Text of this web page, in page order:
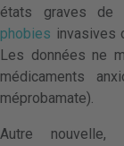
états graves de
phobies invasives
Les données ne
médicaments
méprobamate).
Autre